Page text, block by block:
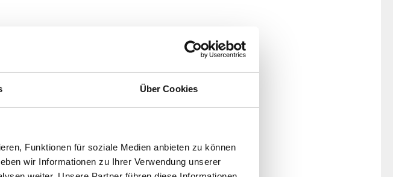
Über Cookies
Funktionen für soziale Medien anbieten zu können
wir Informationen zu Ihrer Verwendung unserer
24,95 €
22,78 €